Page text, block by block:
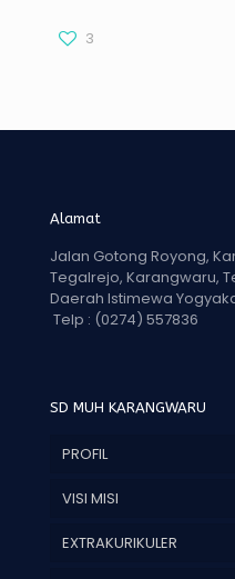
3
Alamat
Jalan Gotong Royong,
Tegalrejo, Karangwaru,
Daerah Istimewa
Telp : (0274) 557836
SD MUH KARANGWARU
PROFIL
VISI MISI
EXTRAKURIKULER